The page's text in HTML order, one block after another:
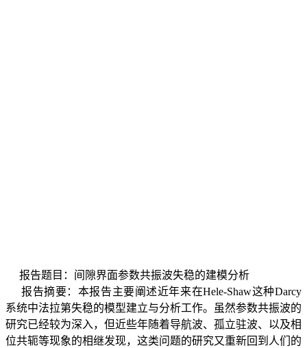
报告题目：间隙界面参数共振波失稳的建模分析
报告摘要：本报告主要阐述近年来在Hele-Shaw这种Darcy
系统中法拉第失稳的模型建立与分析工作。虽然参数共振波的
研究已经较为深入，但近些年随着导航波、孤立驻波、以及相
位共轭等现象的相继发现，这类问题的研究又重新回到人们的